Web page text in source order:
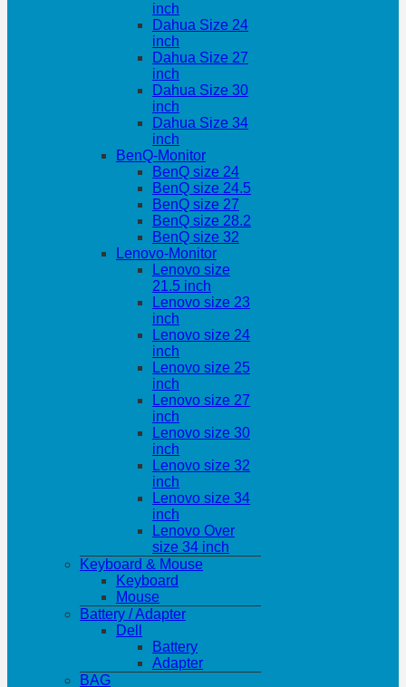
inch
Dahua Size 24
inch
Dahua Size 27
inch
Dahua Size 30
inch
Dahua Size 34
inch
BenQ-Monitor
BenQ size 24
BenQ size 24.5
BenQ size 27
BenQ size 28.2
BenQ size 32
Lenovo-Monitor
Lenovo size
21.5 inch
Lenovo size 23
inch
Lenovo size 24
inch
Lenovo size 25
inch
Lenovo size 27
inch
Lenovo size 30
inch
Lenovo size 32
inch
Lenovo size 34
inch
Lenovo Over
size 34 inch
Keyboard & Mouse
Keyboard
Mouse
Battery / Adapter
Dell
Battery
Adapter
BAG